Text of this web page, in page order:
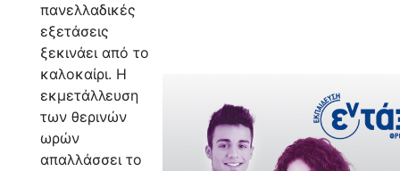
πανελλαδικές
εξετάσεις
ξεκινάει από το
καλοκαίρι. Η
εκμετάλλευση
των θερινών
ωρών
απαλλάσσει το